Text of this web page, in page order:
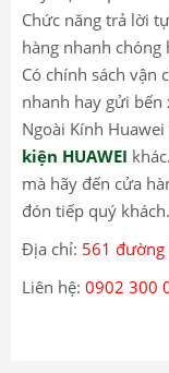
Chức năng trả lời
hàng nhanh chóng
Có chính sách vận
nhanh hay gửi bến
Ngoài Kính
kiện HUAWEI
mà hãy đến cửa
đón tiếp quý khách.
Địa chỉ: 561
Liên hệ: 0902 300